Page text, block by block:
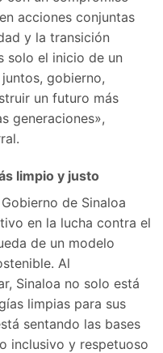
acciones conjuntas
y la transición
solo el inicio de un
gobierno,
un futuro más
generaciones»,
limpio y justo
de Sinaloa
en la lucha contra el
de un modelo
Al
Sinaloa no solo está
limpias para sus
sentando las bases
inclusivo y respetuoso